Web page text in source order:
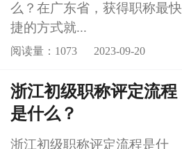
么？在广东省，获得职称最快
捷的方式就...
阅读量：1073 2023-09-20
浙江初级职称评定流程
是什么？
浙江初级职称评定流程是什